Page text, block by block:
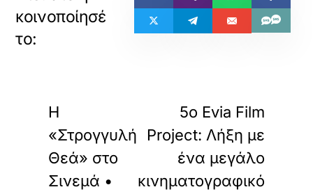
Η
«Στρογγυλή
Θεά» στο
Σινεμά •
5ο Evia Film
Project: Λήξη με
ένα μεγάλο
κινηματογραφικό